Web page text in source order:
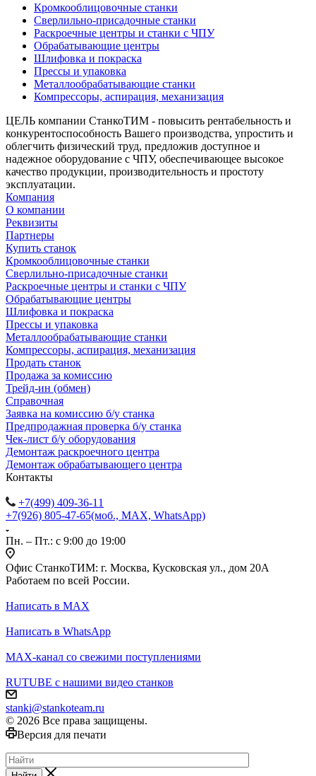
Кромкооблицовочные станки
Сверлильно-присадочные станки
Раскроечные центры и станки с ЧПУ
Обрабатывающие центры
Шлифовка и покраска
Прессы и упаковка
Металлообрабатывающие станки
Компрессоры, аспирация, механизация
ЦЕЛЬ компании СтанкоТИМ - повысить рентабельность и
конкурентоспособность Вашего производства, упростить и
облегчить физический труд, предложив доступное и
надежное оборудование с ЧПУ, обеспечивающее высокое
качество продукции, производительность и простоту
эксплуатации.
Компания
О компании
Реквизиты
Партнеры
Купить станок
Кромкооблицовочные станки
Сверлильно-присадочные станки
Раскроечные центры и станки с ЧПУ
Обрабатывающие центры
Шлифовка и покраска
Прессы и упаковка
Металлообрабатывающие станки
Компрессоры, аспирация, механизация
Продать станок
Продажа за комиссию
Трейд-ин (обмен)
Справочная
Заявка на комиссию б/у станка
Предпродажная проверка б/у станка
Чек-лист б/у оборудования
Демонтаж раскроечного центра
Демонтаж обрабатывающего центра
Контакты
+7(499) 409-36-11
+7(926) 805-47-65(моб., MAX, WhatsApp)
Пн. – Пт.: с 9:00 до 19:00
Офис СтанкоТИМ: г. Москва, Кусковская ул., дом 20А
Работаем по всей России.
Написать в MAX
Написать в WhatsApp
MAX-канал со свежими поступлениями
RUTUBE с нашими видео станков
stanki@stankoteam.ru
© 2026 Все права защищены.
Версия для печати